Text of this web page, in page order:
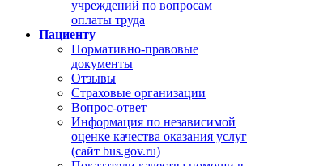
учреждений по вопросам
оплаты труда
Пациенту
Нормативно-правовые
документы
Отзывы
Страховые организации
Вопрос-ответ
Информация по независимой
оценке качества оказания услуг
(сайт bus.gov.ru)